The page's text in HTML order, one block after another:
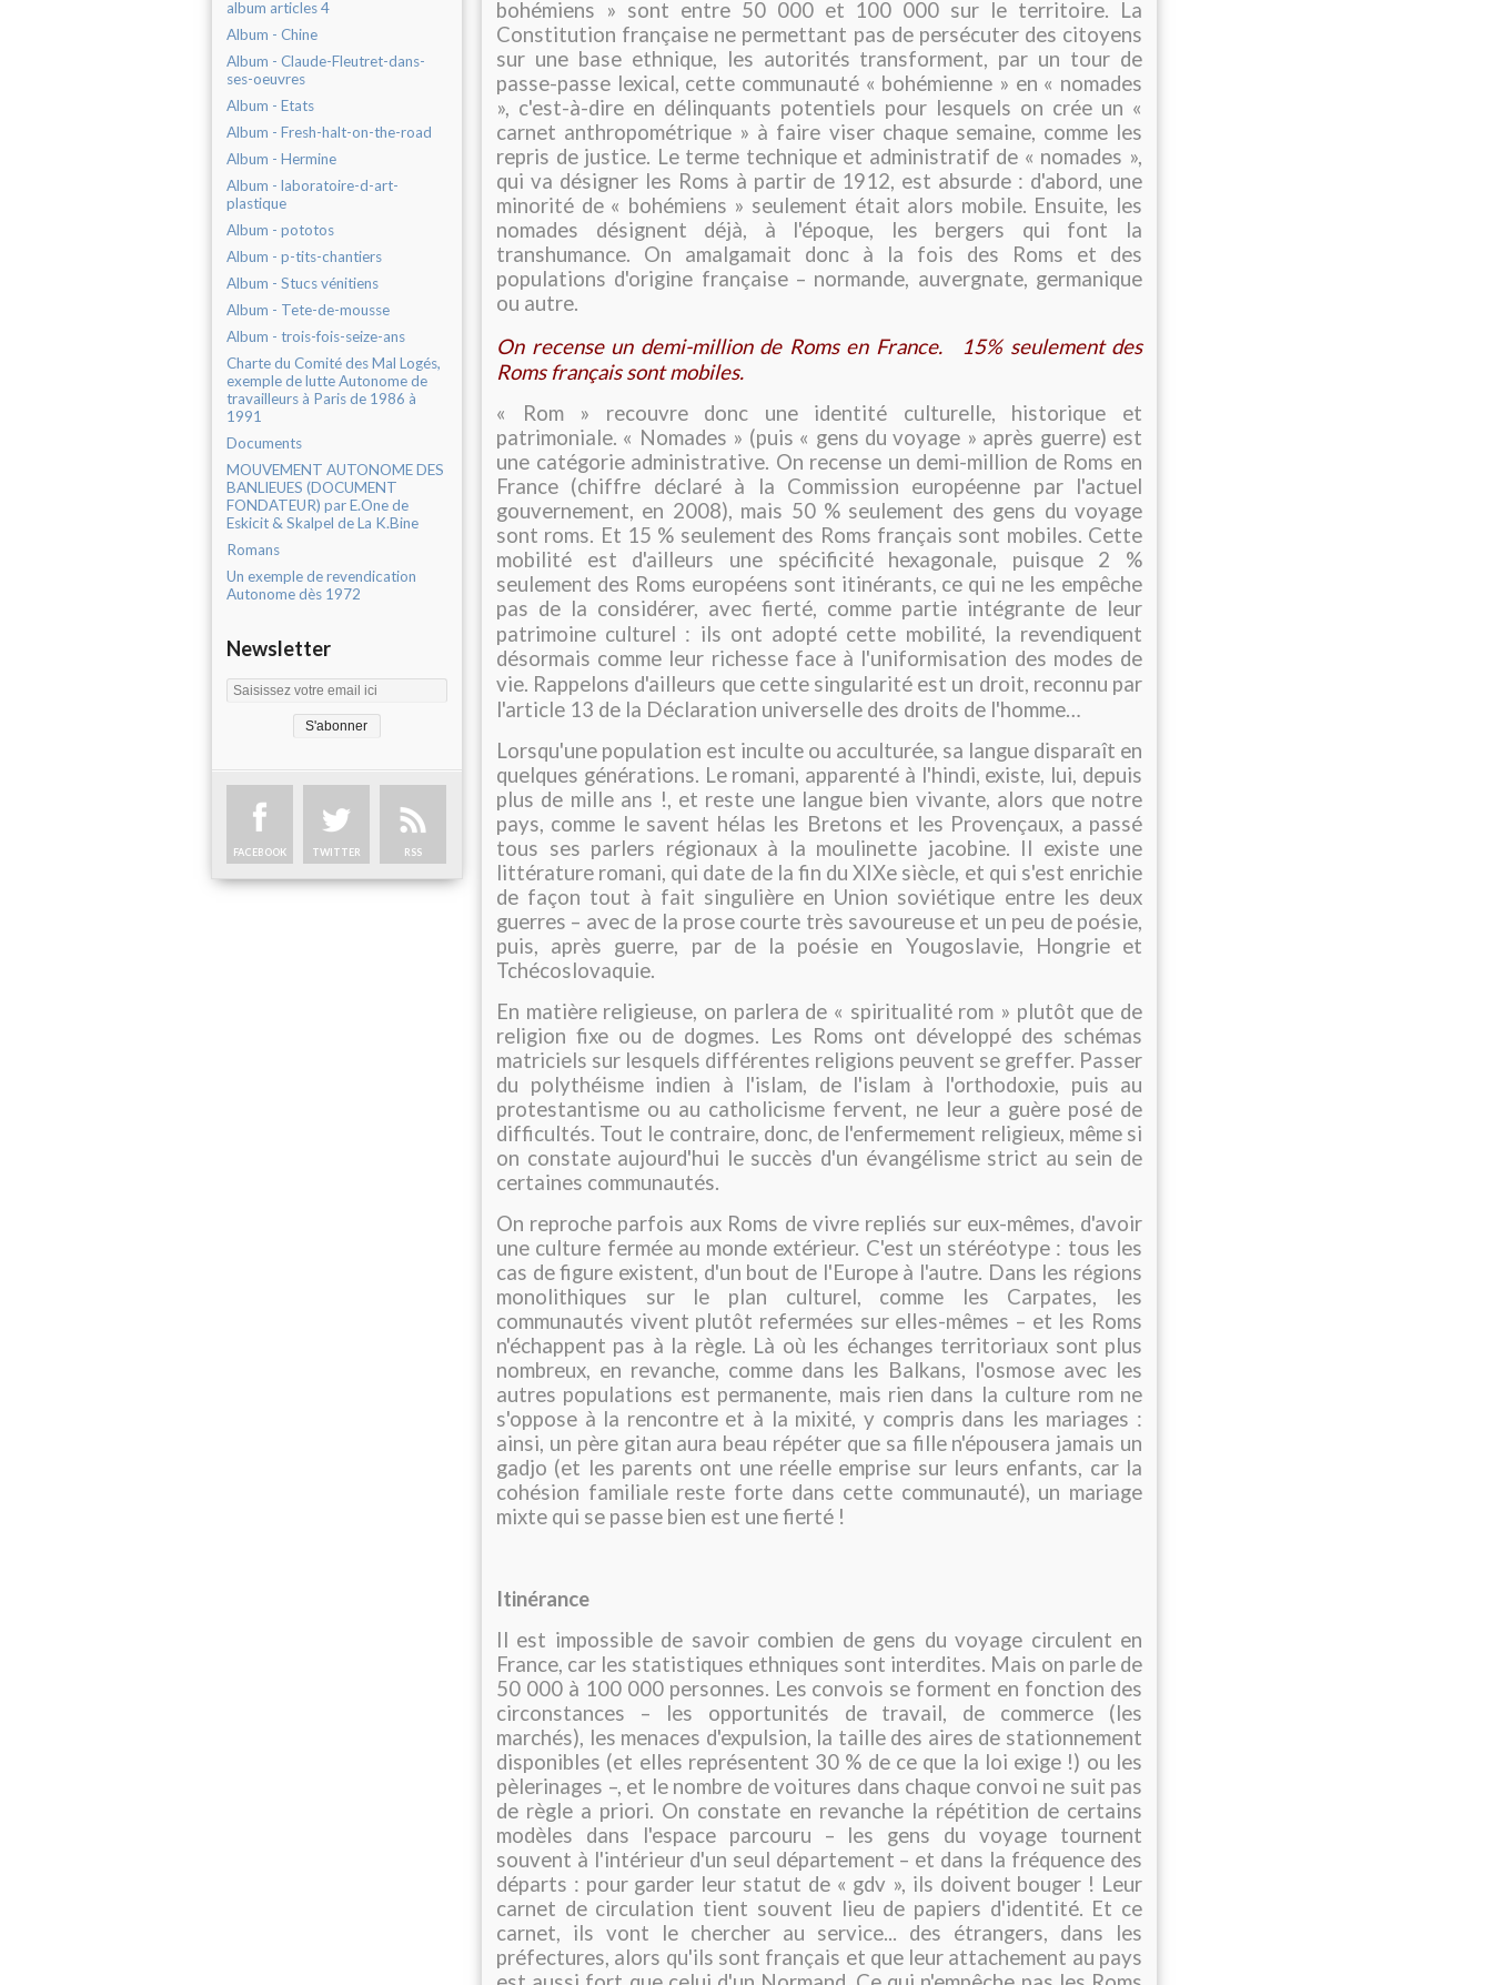
album articles 4
Album - Chine
Album - Claude-Fleutret-dans-
ses-oeuvres
Album - Etats
Album - Fresh-halt-on-the-road
Album - Hermine
Album - laboratoire-d-art-
plastique
Album - pototos
Album - p-tits-chantiers
Album - Stucs vénitiens
Album - Tete-de-mousse
Album - trois-fois-seize-ans
Charte du Comité des Mal Logés,
exemple de lutte Autonome de
travailleurs à Paris de 1986 à
1991
Documents
MOUVEMENT AUTONOME DES
BANLIEUES (DOCUMENT
FONDATEUR) par E.One de
Eskicit & Skalpel de La K.Bine
Romans
Un exemple de revendication
Autonome dès 1972
Newsletter
FACEBOOK TWITTER RSS
bohémiens » sont entre 50 000 et 100 000 sur le territoire. La
Constitution française ne permettant pas de persécuter des citoyens
sur une base ethnique, les autorités transforment, par un tour de
passe-passe lexical, cette communauté « bohémienne » en « nomades
», c'est-à-dire en délinquants potentiels pour lesquels on crée un «
carnet anthropométrique » à faire viser chaque semaine, comme les
repris de justice. Le terme technique et administratif de « nomades »,
qui va désigner les Roms à partir de 1912, est absurde : d'abord, une
minorité de « bohémiens » seulement était alors mobile. Ensuite, les
nomades désignent déjà, à l'époque, les bergers qui font la
transhumance. On amalgamait donc à la fois des Roms et des
populations d'origine française – normande, auvergnate, germanique
ou autre.
On recense un demi-million de Roms en France. 15% seulement des
Roms français sont mobiles.
« Rom » recouvre donc une identité culturelle, historique et
patrimoniale. « Nomades » (puis « gens du voyage » après guerre) est
une catégorie administrative. On recense un demi-million de Roms en
France (chiffre déclaré à la Commission européenne par l'actuel
gouvernement, en 2008), mais 50 % seulement des gens du voyage
sont roms. Et 15 % seulement des Roms français sont mobiles. Cette
mobilité est d'ailleurs une spécificité hexagonale, puisque 2 %
seulement des Roms européens sont itinérants, ce qui ne les empêche
pas de la considérer, avec fierté, comme partie intégrante de leur
patrimoine culturel : ils ont adopté cette mobilité, la revendiquent
désormais comme leur richesse face à l'uniformisation des modes de
vie. Rappelons d'ailleurs que cette singularité est un droit, reconnu par
l'article 13 de la Déclaration universelle des droits de l'homme…
Lorsqu'une population est inculte ou acculturée, sa langue disparaît en
quelques générations. Le romani, apparenté à l'hindi, existe, lui, depuis
plus de mille ans !, et reste une langue bien vivante, alors que notre
pays, comme le savent hélas les Bretons et les Provençaux, a passé
tous ses parlers régionaux à la moulinette jacobine. Il existe une
littérature romani, qui date de la fin du XIXe siècle, et qui s'est enrichie
de façon tout à fait singulière en Union soviétique entre les deux
guerres – avec de la prose courte très savoureuse et un peu de poésie,
puis, après guerre, par de la poésie en Yougoslavie, Hongrie et
Tchécoslovaquie.
En matière religieuse, on parlera de « spiritualité rom » plutôt que de
religion fixe ou de dogmes. Les Roms ont développé des schémas
matriciels sur lesquels différentes religions peuvent se greffer. Passer
du polythéisme indien à l'islam, de l'islam à l'orthodoxie, puis au
protestantisme ou au catholicisme fervent, ne leur a guère posé de
difficultés. Tout le contraire, donc, de l'enfermement religieux, même si
on constate aujourd'hui le succès d'un évangélisme strict au sein de
certaines communautés.
On reproche parfois aux Roms de vivre repliés sur eux-mêmes, d'avoir
une culture fermée au monde extérieur. C'est un stéréotype : tous les
cas de figure existent, d'un bout de l'Europe à l'autre. Dans les régions
monolithiques sur le plan culturel, comme les Carpates, les
communautés vivent plutôt refermées sur elles-mêmes – et les Roms
n'échappent pas à la règle. Là où les échanges territoriaux sont plus
nombreux, en revanche, comme dans les Balkans, l'osmose avec les
autres populations est permanente, mais rien dans la culture rom ne
s'oppose à la rencontre et à la mixité, y compris dans les mariages :
ainsi, un père gitan aura beau répéter que sa fille n'épousera jamais un
gadjo (et les parents ont une réelle emprise sur leurs enfants, car la
cohésion familiale reste forte dans cette communauté), un mariage
mixte qui se passe bien est une fierté !
Itinérance
Il est impossible de savoir combien de gens du voyage circulent en
France, car les statistiques ethniques sont interdites. Mais on parle de
50 000 à 100 000 personnes. Les convois se forment en fonction des
circonstances – les opportunités de travail, de commerce (les
marchés), les menaces d'expulsion, la taille des aires de stationnement
disponibles (et elles représentent 30 % de ce que la loi exige !) ou les
pèlerinages –, et le nombre de voitures dans chaque convoi ne suit pas
de règle a priori. On constate en revanche la répétition de certains
modèles dans l'espace parcouru – les gens du voyage tournent
souvent à l'intérieur d'un seul département – et dans la fréquence des
départs : pour garder leur statut de « gdv », ils doivent bouger ! Leur
carnet de circulation tient souvent lieu de papiers d'identité. Et ce
carnet, ils vont le chercher au service... des étrangers, dans les
préfectures, alors qu'ils sont français et que leur attachement au pays